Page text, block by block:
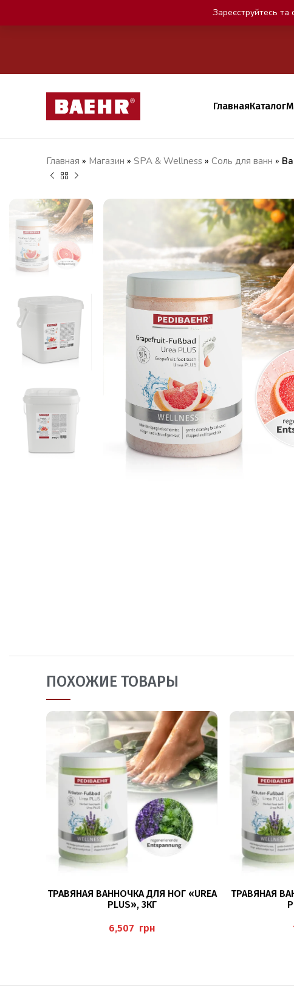
ГлавнаяКаталог
Главная » Магазин » SPA & Wellness » Соль для ванн »
ПОХОЖИЕ ТОВАРЫ
В КОРЗИНУ
ТРАВЯНАЯ ВАННОЧКА ДЛЯ НОГ «UREA
PLUS», 3КГ
грн
ТРАВЯНАЯ
Зареєструйтесь та